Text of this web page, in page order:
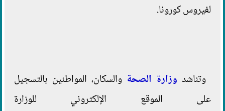
لفيروس كورونا.
وتناشد وزارة الصحة والسكان، المواطنين بالتسجيل
على الموقع الإلكتروني للوزارة